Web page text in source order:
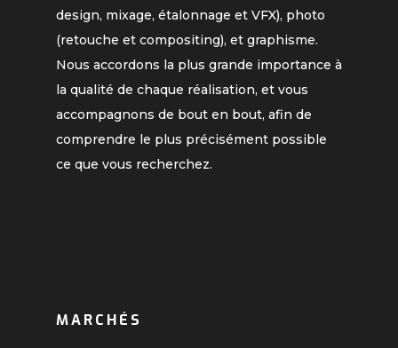
design, mixage, étalonnage et VFX), photo
(retouche et compositing), et graphisme.
Nous accordons la plus grande importance à
la qualité de chaque réalisation, et vous
accompagnons de bout en bout, afin de
comprendre le plus précisément possible
ce que vous recherchez.
MARCHÉS